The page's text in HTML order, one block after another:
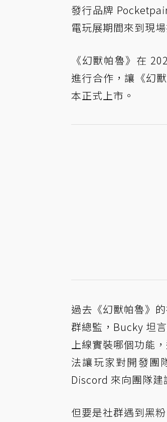
發行品牌
電玩展期間來到現
《幻獸帕魯》在
進行合作，讓《幻
本正式上市。
過去《幻獸帕魯》
群總監，Bucky 坦
上線實裝哪個功能
法讓玩家對開發團
Discord 來向團隊建
但要是社群遇到黑